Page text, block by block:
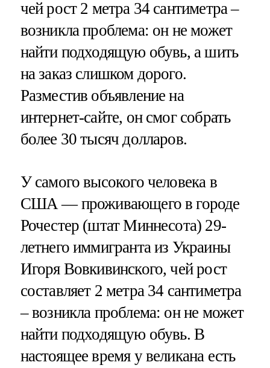
чей рост 2 метра 34 сантиметра –
возникла проблема: он не может
найти подходящую обувь, а шить
на заказ слишком дорого.
Разместив объявление на
интернет-сайте, он смог собрать
более 30 тысяч долларов.
У самого высокого человека в
США — проживающего в городе
Рочестер (штат Миннесота) 29-
летнего иммигранта из Украины
Игоря Вовкивинского, чей рост
составляет 2 метра 34 сантиметра
– возникла проблема: он не может
найти подходящую обувь. В
настоящее время у великана есть